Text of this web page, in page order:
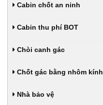
Cabin chốt an ninh
Cabin thu phí BOT
Chòi canh gác
Chốt gác bằng nhôm kính
Nhà bảo vệ